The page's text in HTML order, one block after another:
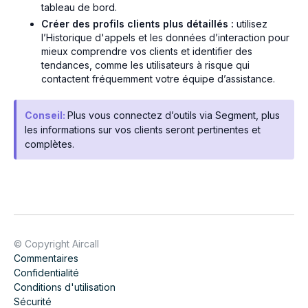
tableau de bord.
Créer des profils clients plus détaillés : utilisez
l’Historique d'appels et les données d’interaction pour
mieux comprendre vos clients et identifier des
tendances, comme les utilisateurs à risque qui
contactent fréquemment votre équipe d’assistance.
Conseil: Plus vous connectez d’outils via Segment, plus
les informations sur vos clients seront pertinentes et
complètes.
© Copyright Aircall
Commentaires
Confidentialité
Conditions d'utilisation
Sécurité